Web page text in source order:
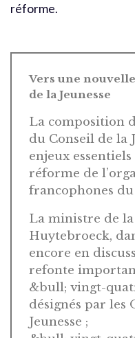
réforme.
Vers une
de la Jeunesse
La composition
du Conseil de la
enjeux
réforme de
francophones du
La ministre de la
Huytebroeck,
encore en
refonte
&bull; vingt-
désignés par les
Jeunesse ;